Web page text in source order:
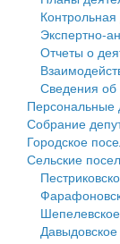
Сельские
Контрольная
Экспертно-
Отчеты о
Сведения
Персональные
Собрание
Городское
Сельские
Давыдовское